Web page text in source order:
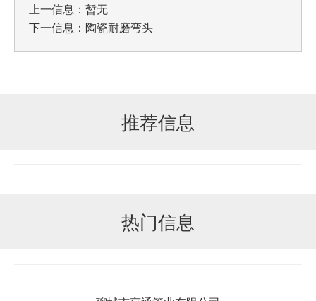
上一信息：暂无
下一信息： 陶瓷耐磨弯头
推荐信息
热门信息